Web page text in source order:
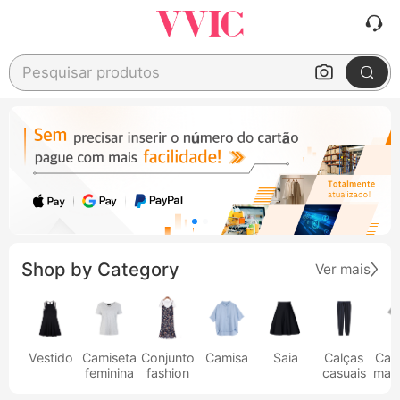
Pesquisar produtos
Shop by Category Ver mais
Vestido
Camiseta
feminina
Conjunto
fashion
Camisa Saia
Calças
casuais